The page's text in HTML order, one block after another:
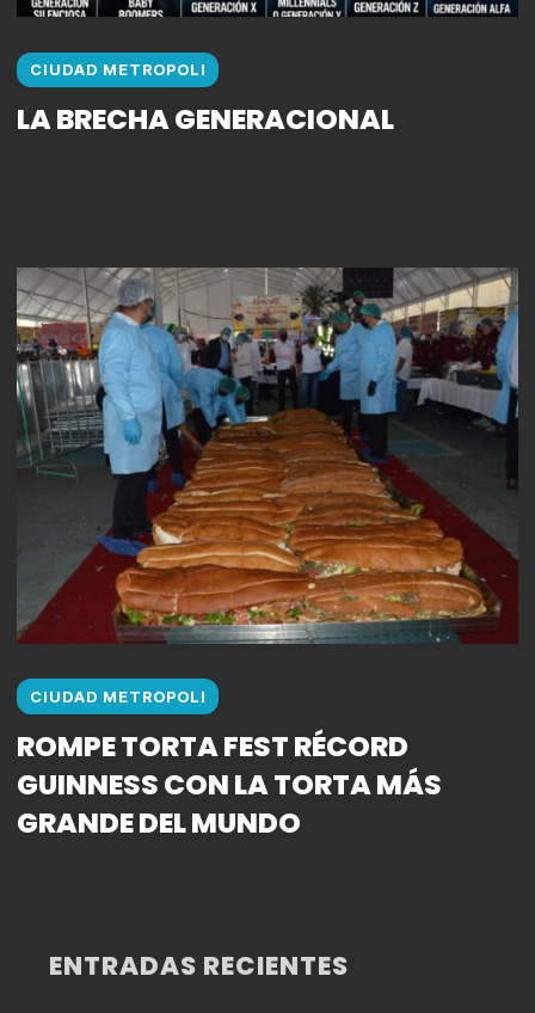
CIUDAD METROPOLI
LA BRECHA GENERACIONAL
CIUDAD METROPOLI
ROMPE TORTA FEST RÉCORD
GUINNESS CON LA TORTA MÁS
GRANDE DEL MUNDO
ENTRADAS RECIENTES